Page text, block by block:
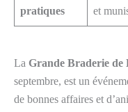
pratiques
et
La Grande Braderie de
septembre, est un
de bonnes affaires et